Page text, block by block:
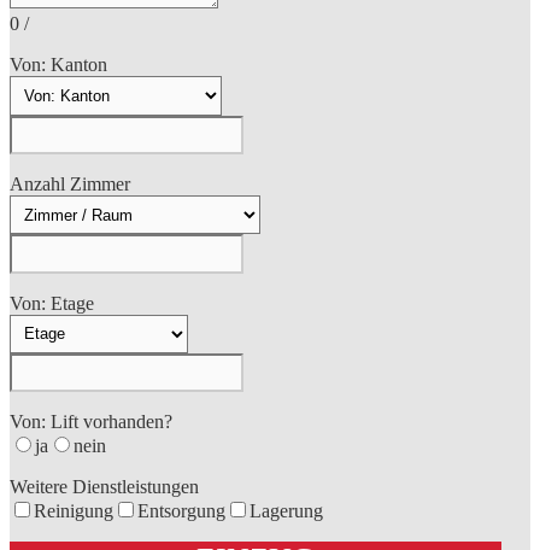
0 /
Von: Kanton
Anzahl Zimmer
Von: Etage
Von: Lift vorhanden?
ja
nein
Weitere Dienstleistungen
Reinigung
Entsorgung Lagerung